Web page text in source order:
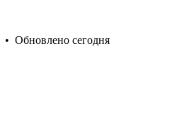
• Обновлено сегодня